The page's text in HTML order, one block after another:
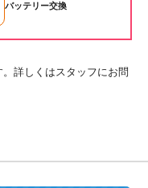
バッテリー交換
詳しくはスタッフにお問